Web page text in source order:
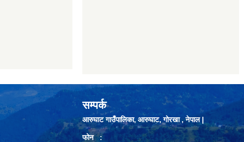
सम्पर्क
आरुघाट गाउँपालिका, आरुघाट, गोरखा , नेपाल |
फोन :